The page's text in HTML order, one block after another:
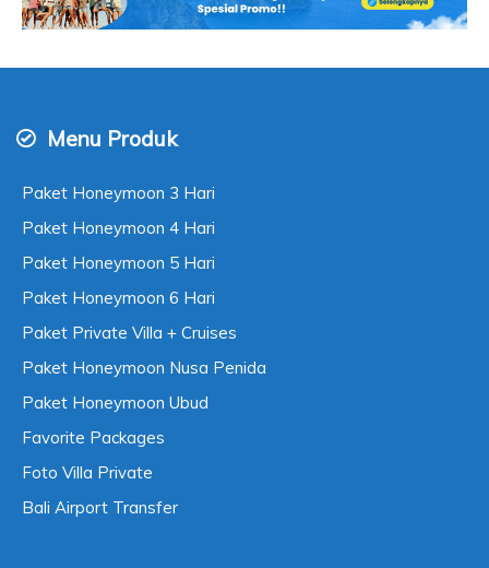
Menu Produk
Paket Honeymoon 3 Hari
Paket Honeymoon 4 Hari
Paket Honeymoon 5 Hari
Paket Honeymoon 6 Hari
Paket Private Villa + Cruises
Paket Honeymoon Nusa Penida
Paket Honeymoon Ubud
Favorite Packages
Foto Villa Private
Bali Airport Transfer